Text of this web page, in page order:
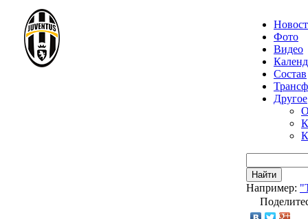
Фото
Видео
Состав
Другое
Найти
Например: